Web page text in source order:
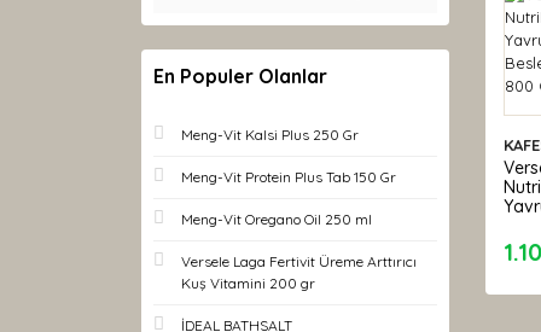
En Populer Olanlar
Meng-Vit Kalsi Plus 250 Gr
Meng-Vit Protein Plus Tab 150 Gr
Meng-Vit Oregano Oil 250 ml
Versele Laga Fertivit Üreme Arttırıcı
Kuş Vitamini 200 gr
İDEAL BATHSALT